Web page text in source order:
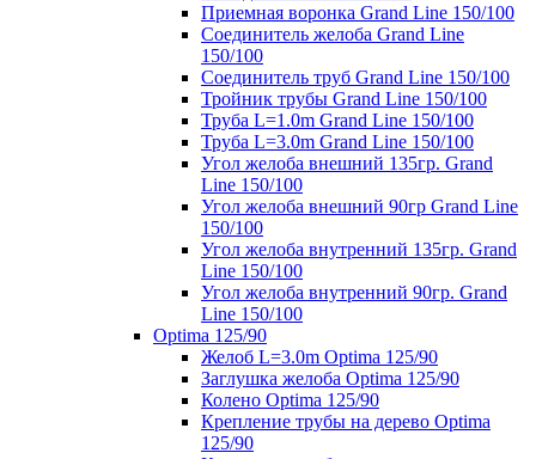
Приемная воронка Grand Line 150/100
Соединитель желоба Grand Line
150/100
Соединитель труб Grand Line 150/100
Тройник трубы Grand Line 150/100
Труба L=1.0m Grand Line 150/100
Труба L=3.0m Grand Line 150/100
Угол желоба внешний 135гр. Grand
Line 150/100
Угол желоба внешний 90гр Grand Line
150/100
Угол желоба внутренний 135гр. Grand
Line 150/100
Угол желоба внутренний 90гр. Grand
Line 150/100
Optima 125/90
Желоб L=3.0m Optima 125/90
Заглушка желоба Optima 125/90
Колено Optima 125/90
Крепление трубы на дерево Optima
125/90